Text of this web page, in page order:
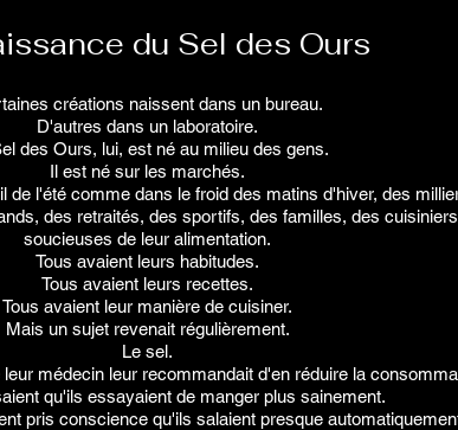
du Sel des Ours
créations naissent dans un bureau.
D'autres dans un laboratoire.
des Ours, lui, est né au milieu des gens.
Il est né sur les marchés.
de l'été comme dans le froid des matins d'hiver, des
des retraités, des sportifs, des familles, des
soucieuses de leur alimentation.
Tous avaient leurs habitudes.
Tous avaient leurs recettes.
Tous avaient leur manière de cuisiner.
Mais un sujet revenait régulièrement.
Le sel.
médecin leur recommandait d'en réduire la
qu'ils essayaient de manger plus sainement.
pris conscience qu'ils salaient presque